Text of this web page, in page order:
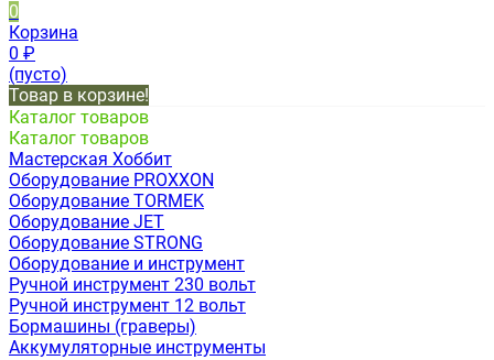
0
Корзина
0 ₽
(пусто)
Товар в корзине!
Каталог товаров
Каталог товаров
Мастерская Хоббит
Оборудование PROXXON
Оборудование TORMEK
Оборудование JET
Оборудование STRONG
Оборудование и инструмент
Ручной инструмент 230 вольт
Ручной инструмент 12 вольт
Бормашины (граверы)
Аккумуляторные инструменты